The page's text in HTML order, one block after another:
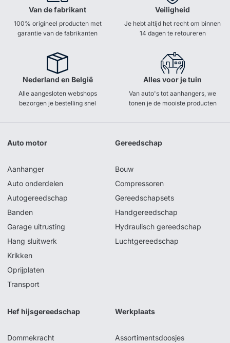
Van de fabrikant
100% origineel producten met
garantie van de fabrikanten
Veiligheid
Je hebt altijd het recht om binnen
14 dagen te retoureren
Nederland en België
Alle aangesloten webshops
bezorgen je bestelling snel
Alles voor je tuin
Van auto's tot aanhangers, we
tonen je de mooiste producten
Auto motor
Aanhanger
Auto onderdelen
Autogereedschap
Banden
Garage uitrusting
Hang sluitwerk
Krikken
Oprijplaten
Transport
Gereedschap
Bouw
Compressoren
Gereedschapsets
Handgereedschap
Hydraulisch gereedschap
Luchtgereedschap
Hef hijsgereedschap
Dommekracht
Werkplaats
Assortimentsdoosjes